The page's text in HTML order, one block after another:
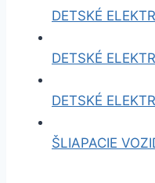
DETSKÉ
DETSKÉ
DETSKÉ
ŠLIAPACIE